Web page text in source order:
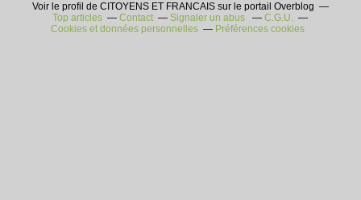
Voir le profil de CITOYENS ET FRANCAIS sur le portail Overblog
Top articles
Contact Signaler un abus
C.G.U.
Cookies et données personnelles
Préférences cookies